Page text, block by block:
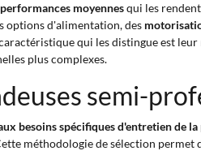
performances moyennesqui les
options d'alimentation, des
qui les distingue est leur
plus complexes.
semi-
besoins spécifiques d'entretien de la
méthodologie de sélection permet